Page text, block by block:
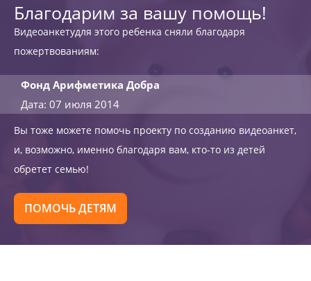
Благодарим за вашу помощь!
Видеоанкетудля этого ребенка сняли благодаря
пожертвованиям:
Фонд Арифметика Добра
Дата: 07 июля 2014
Вы тоже можете помочь проекту по созданию видеоанкет,
и, возможно, именно благодаря вам, кто-то из детей
обретет семью!
ПОМОЧЬ ДЕТЯМ